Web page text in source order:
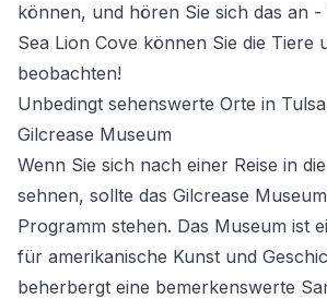
können, und hören Sie sich das an
Sea Lion Cove können Sie die Tiere
beobachten!
Unbedingt sehenswerte Orte in Tulsa
Gilcrease Museum
Wenn Sie sich nach einer Reise in
sehnen, sollte das Gilcrease Museum
Programm stehen. Das Museum ist
für amerikanische Kunst und
beherbergt eine bemerkenswerte